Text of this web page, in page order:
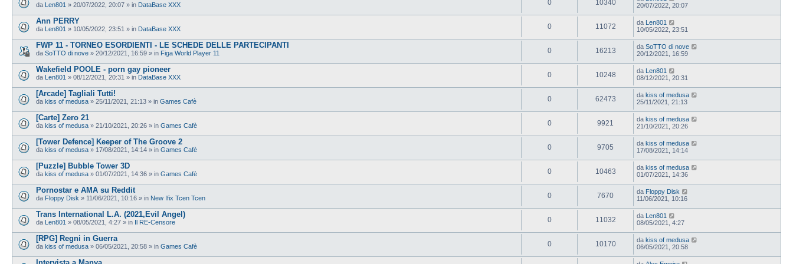
da Len801 » 20/07/2022, 20:07 » in DataBase XXX 0 10340
20/07/2022, 20:07
Ann PERRY
da Len801 » 10/05/2022, 23:51 » in DataBase XXX 0 11072 da Len801
10/05/2022, 23:51
FWP 11 - TORNEO ESORDIENTI - LE SCHEDE DELLE PARTECIPANTI
da SoTTO di nove » 20/12/2021, 16:59 » in Figa World Player 11 0 16213 da SoTTO di nove
20/12/2021, 16:59
Wakefield POOLE - porn gay pioneer
da Len801 » 08/12/2021, 20:31 » in DataBase XXX 0 10248 da Len801
08/12/2021, 20:31
[Arcade] Tagliali Tutti!
da kiss of medusa » 25/11/2021, 21:13 » in Games Cafè 0 62473 da kiss of medusa
25/11/2021, 21:13
[Carte] Zero 21
da kiss of medusa » 21/10/2021, 20:26 » in Games Cafè 0 9921 da kiss of medusa
21/10/2021, 20:26
[Tower Defence] Keeper of The Groove 2
da kiss of medusa » 17/08/2021, 14:14 » in Games Cafè 0 9705 da kiss of medusa
17/08/2021, 14:14
[Puzzle] Bubble Tower 3D
da kiss of medusa » 01/07/2021, 14:36 » in Games Cafè 0 10463 da kiss of medusa
01/07/2021, 14:36
Pornostar e AMA su Reddit
da Floppy Disk » 11/06/2021, 10:16 » in New Ifix Tcen Tcen 0 7670 da Floppy Disk
11/06/2021, 10:16
Trans International L.A. (2021,Evil Angel)
da Len801 » 08/05/2021, 4:27 » in Il RE-Censore 0 11032 da Len801
08/05/2021, 4:27
[RPG] Regni in Guerra
da kiss of medusa » 06/05/2021, 20:58 » in Games Cafè 0 10170 da kiss of medusa
06/05/2021, 20:58
Intervista a Manya